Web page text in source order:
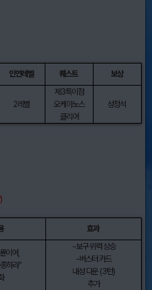
인연레벨 퀘스트 보상
2레벨
제3특이점
오케아노스
클리어
성정석
효과
이여,
하라"
-보구 위력 상승
-버스터 카드
내성 다운 (3턴)
추가